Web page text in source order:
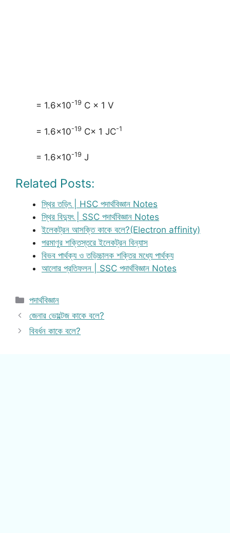
= 1.6×10-19 C × 1 V
= 1.6×10-19 C× 1 JC-1
= 1.6×10-19 J
Related Posts:
স্থির তড়িৎ | HSC পদার্থবিজ্ঞান Notes
স্থির বিদ্যুৎ | SSC পদার্থবিজ্ঞান Notes
ইলেকট্রন আসক্তি কাকে বলে?(Electron affinity)
পরমাণুর শক্তিস্তরে ইলেকট্রন বিন্যাস
বিভব পার্থক্য ও তড়িচ্চালক শক্তির মধ্যে পার্থক্য
আলোর প্রতিফলন | SSC পদার্থবিজ্ঞান Notes
Categories
পদার্থবিজ্ঞান
জেনার ভোল্টেজ কাকে বলে?
বিবর্ধন কাকে বলে?